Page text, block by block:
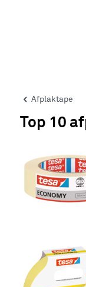
Afplaktape
Top 10